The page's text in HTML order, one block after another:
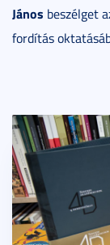
János beszélget
fordítás